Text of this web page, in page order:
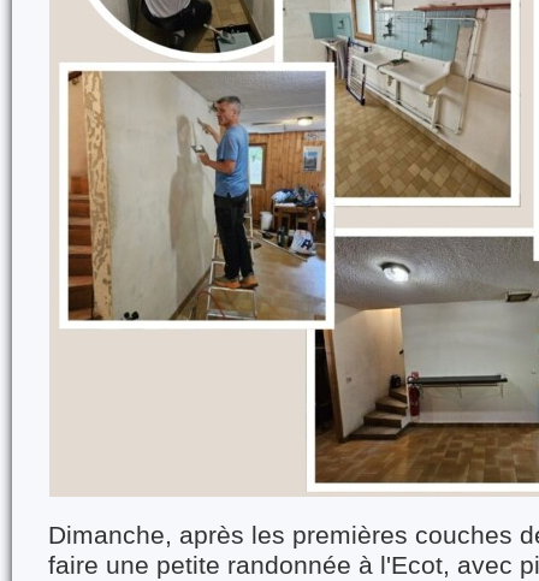
Dimanche, après les premières couches
faire une petite randonnée à l'Ecot, avec